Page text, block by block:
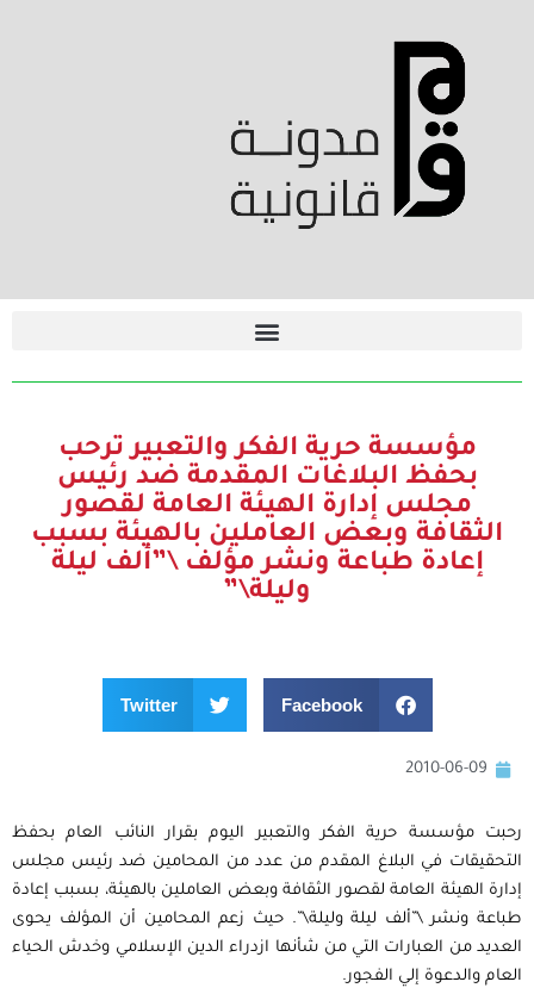
مؤسسة حرية الفكر والتعبير ترحب
بحفظ البلاغات المقدمة ضد رئيس
مجلس إدارة الهيئة العامة لقصور
الثقافة وبعض العاملين بالهيئة بسبب
إعادة طباعة ونشر مؤلف \”ألف ليلة
وليلة\”
Facebook
Twitter
2010-06-09
رحبت مؤسسة حرية الفكر والتعبير اليوم بقرار النائب العام بحفظ
التحقيقات في البلاغ المقدم من عدد من المحامين ضد رئيس مجلس
إدارة الهيئة العامة لقصور الثقافة وبعض العاملين بالهيئة، بسبب إعادة
طباعة ونشر \”ألف ليلة وليلة\”. حيث زعم المحامين أن المؤلف يحوى
العديد من العبارات التي من شأنها ازدراء الدين الإسلامي وخدش الحياء
العام والدعوة إلي الفجور.